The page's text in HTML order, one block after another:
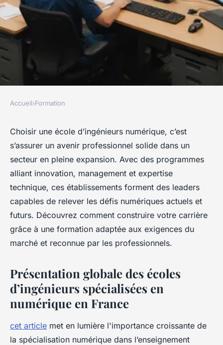
École ingénieurs numérique :
votre avenir se construit ici !
Jules• 5 août 2025 5 min de lecture
Accueil›Formation
Choisir une école d’ingénieurs numérique, c’est
s’assurer un avenir professionnel solide dans un
secteur en pleine expansion. Avec des programmes
alliant innovation, management et expertise
technique, ces établissements forment des leaders
capables de relever les défis numériques actuels et
futurs. Découvrez comment construire votre carrière
grâce à une formation adaptée aux exigences du
marché et reconnue par les professionnels.
Présentation globale des écoles
d’ingénieurs spécialisées en
numérique en France
cet article met en lumière l'importance croissante de
la spécialisation numérique dans l’enseignement